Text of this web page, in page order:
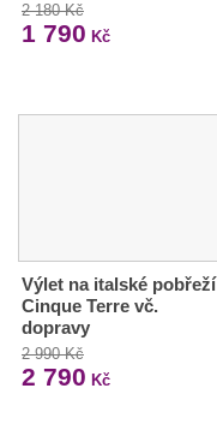
2 180 Kč
1 790 Kč
Výlet na italské pobřeží
Cinque Terre vč.
dopravy
2 990 Kč
2 790 Kč